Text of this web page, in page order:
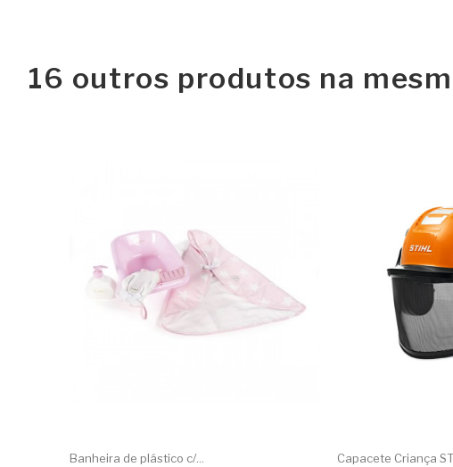
16 outros produtos na
Banheira de plástico c/... Capacete Criança